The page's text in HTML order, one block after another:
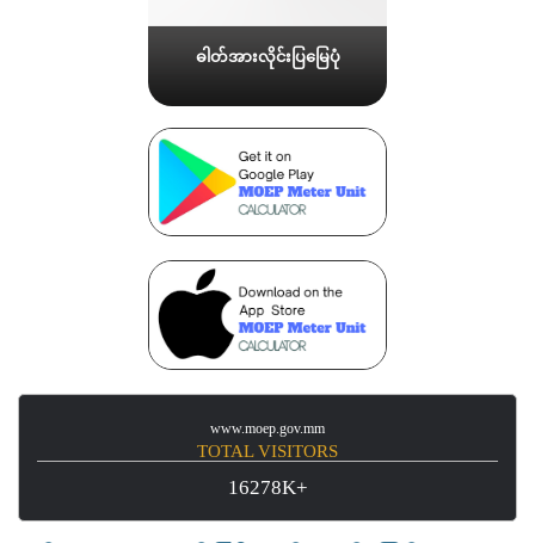
ဓါတ်အားလိုင်းပြမြေပုံ
www.moep.gov.mm
TOTAL VISITORS
16278K+